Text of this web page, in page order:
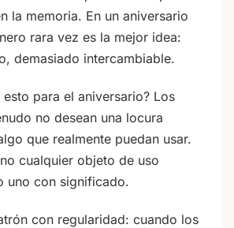
la memoria. En un aniversario
rara vez es la mejor idea:
demasiado intercambiable.
esto para el aniversario? Los
no desean una locura
que realmente puedan usar.
cualquier objeto de uso
uno con significado.
con regularidad: cuando los